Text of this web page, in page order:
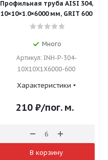
Профильная труба AISI 304,
10×10×1.0×6000 мм, GRIT 600
Много
Артикул: INH-P-304-
10X10X1X6000-600
Характеристики
210₽/пог. м.
В корзину